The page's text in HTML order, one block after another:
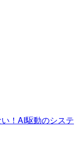
！AI駆動のシステ